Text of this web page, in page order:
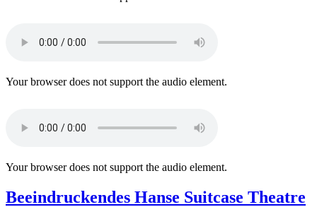
Your browser does not support the audio element.
Your browser does not support the audio element.
Beeindruckendes Hanse Suitcase Theatre